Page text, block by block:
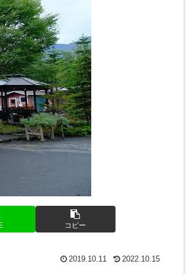
コピー
2019.10.11 2022.10.15